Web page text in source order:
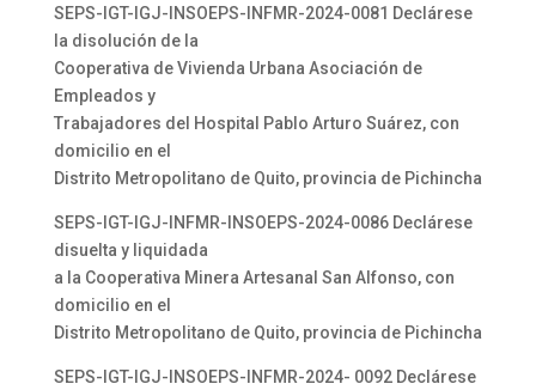
SEPS-IGT-IGJ-INSOEPS-INFMR-2024-0081 Declárese
la disolución de la
Cooperativa de Vivienda Urbana Asociación de
Empleados y
Trabajadores del Hospital Pablo Arturo Suárez, con
domicilio en el
Distrito Metropolitano de Quito, provincia de Pichincha
SEPS-IGT-IGJ-INFMR-INSOEPS-2024-0086 Declárese
disuelta y liquidada
a la Cooperativa Minera Artesanal San Alfonso, con
domicilio en el
Distrito Metropolitano de Quito, provincia de Pichincha
SEPS-IGT-IGJ-INSOEPS-INFMR-2024- 0092 Declárese